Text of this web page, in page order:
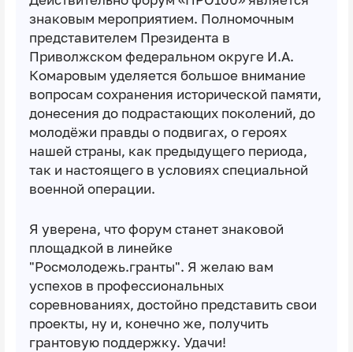
знаковым мероприятием. Полномочным
представителем Президента в
Приволжском федеральном округе И.А.
Комаровым уделяется большое внимание
вопросам сохранения исторической памяти,
донесения до подрастающих поколений, до
молодёжи правды о подвигах, о героях
нашей страны, как предыдущего периода,
так и настоящего в условиях специальной
военной операции.
Я уверена, что форум станет знаковой
площадкой в линейке
"Росмолодежь.гранты". Я желаю вам
успехов в профессиональных
соревнованиях, достойно представить свои
проекты, ну и, конечно же, получить
грантовую поддержку. Удачи!